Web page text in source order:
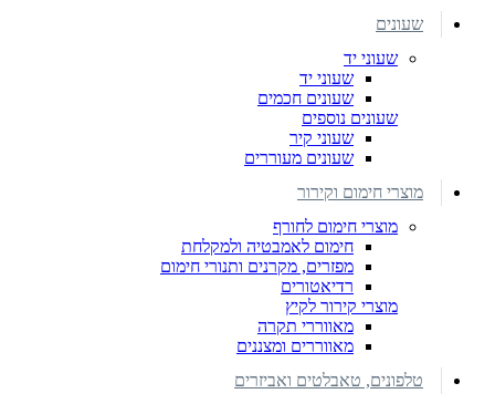
שעונים
שעוני יד
שעוני יד
שעונים חכמים
שעונים נוספים
שעוני קיר
שעונים מעוררים
מוצרי חימום וקירור
מוצרי חימום לחורף
חימום לאמבטיה ולמקלחת
מפזרים, מקרנים ותנורי חימום
רדיאטורים
מוצרי קירור לקיץ
מאווררי תקרה
מאווררים ומצננים
טלפונים, טאבלטים ואביזרים